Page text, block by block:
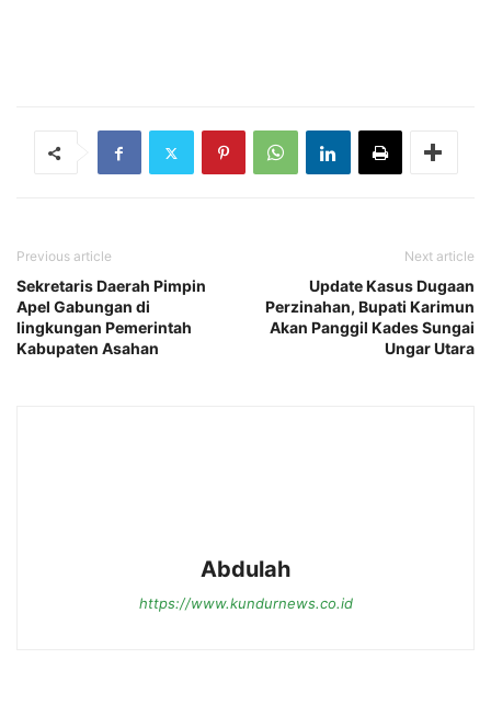
Previous article
Sekretaris Daerah Pimpin
Apel Gabungan di
lingkungan Pemerintah
Kabupaten Asahan
Next article
Update Kasus Dugaan
Perzinahan, Bupati Karimun
Akan Panggil Kades Sungai
Ungar Utara
Abdulah
https://www.kundurnews.co.id